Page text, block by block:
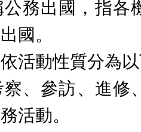
務出國，指各
國。
活動性質分為
、參訪、進修
活動。